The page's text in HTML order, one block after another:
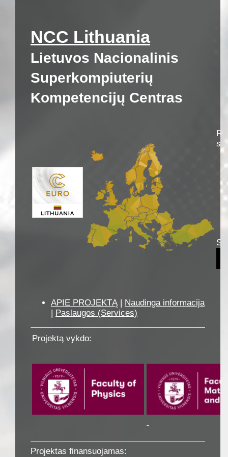
NCC Lithuania
Lietuvos Nacionalinis
Superkompiuterių
Kompetencijų Centras
APIE PROJEKTĄ | Naudinga informacija
| Paslaugos (Services)
Projektą vykdo:
Projektas finansuojamas: